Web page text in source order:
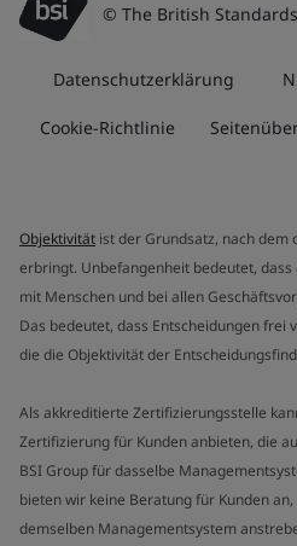
© The British
Datenschutzerklärung
Cookie-Richtlinie
Objektivität ist der Grundsatz, nach dem
erbringt. Unbefangenheit bedeutet,
mit Menschen und bei allen
Das bedeutet, dass Entscheidungen frei
die die Objektivität der
Als akkreditierte Zertifizierungsstelle
Zertifizierung für Kunden anbieten, die
BSI Group für dasselbe
bieten wir keine Beratung für Kunden
demselben Managementsystem